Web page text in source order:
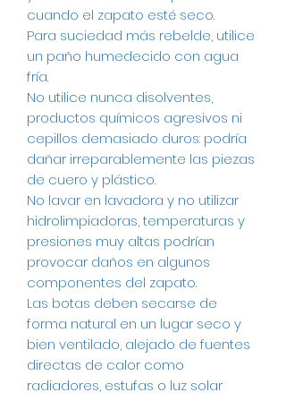
cuando el zapato esté seco.
Para suciedad más rebelde, utilice
un paño humedecido con agua
fría.
No utilice nunca disolventes,
productos químicos agresivos ni
cepillos demasiado duros: podría
dañar irreparablemente las piezas
de cuero y plástico.
No lavar en lavadora y no utilizar
hidrolimpiadoras, temperaturas y
presiones muy altas podrían
provocar daños en algunos
componentes del zapato.
Las botas deben secarse de
forma natural en un lugar seco y
bien ventilado, alejado de fuentes
directas de calor como
radiadores, estufas o luz solar